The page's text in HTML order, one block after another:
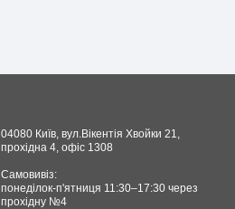
04080 Київ, вул.Вікентія Хвойки 21,
прохідна 4, офіс 1308
Самовивіз:
понеділок-п'ятниця 11:30–17:30 через
прохідну №4